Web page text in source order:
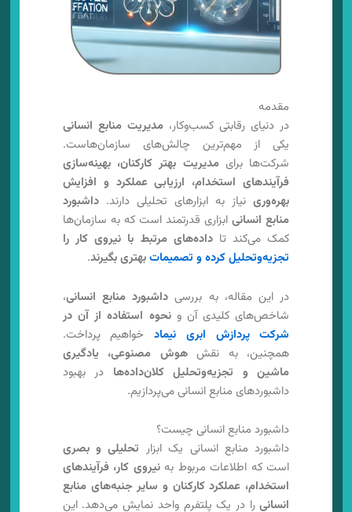
مقدمه
در دنیای رقابتی کسب‌وکار،مدیریت منابع انسانی
یکی از مهم‌ترین چالش‌های سازمان‌هاست.
شرکت‌ها برایمدیریت بهتر کارکنان، بهینه‌سازی
فرآیندهای استخدام، ارزیابی عملکرد و افزایش
بهره‌ورینیاز به ابزارهای تحلیلی دارند.داشبورد
منابع انسانیابزاری قدرتمند است که به سازمان‌ها
کمک می‌کند تاداده‌های مرتبط با نیروی کار را
تجزیه‌وتحلیل کرده و تصمیماتبهتری بگیرند.
در این مقاله، به بررسی داشبورد منابع انسانی،
شاخص‌های کلیدی آن ونحوه استفاده از آن در
شرکت پردازش ابری نیمادخواهیم پرداخت.
همچنین، به نقشهوش مصنوعی، یادگیری
ماشین و تجزیه‌وتحلیل کلان‌داده‌ها در بهبود
داشبوردهای منابع انسانی می‌پردازیم.
داشبورد منابع انسانی چیست؟
داشبورد منابع انسانی یک ابزار تحلیلی و بصری
است که اطلاعات مربوط بهنیروی کار، فرآیندهای
استخدام، عملکرد کارکنان و سایر جنبه‌های منابع
انسانیرا در یک پلتفرم واحد نمایش می‌دهد. این